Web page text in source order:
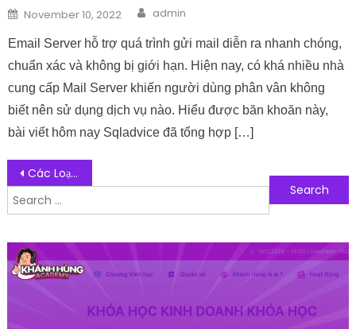
Posted on
November 10, 2022 Author
admin
Email Server hỗ trợ quá trình gửi mail diễn ra nhanh chóng,
chuẩn xác và không bị giới hạn. Hiện nay, có khá nhiều nhà
cung cấp Mail Server khiến người dùng phân vân không
biết nên sử dụng dịch vụ nào. Hiểu được băn khoăn này,
bài viết hôm nay Sqladvice đã tổng hợp […]
Post navigation
Các Loại Máy Phát Điện Dành Cho Công Trình Phổ Biến Nhất Hiện Nay
Search for:
Follow